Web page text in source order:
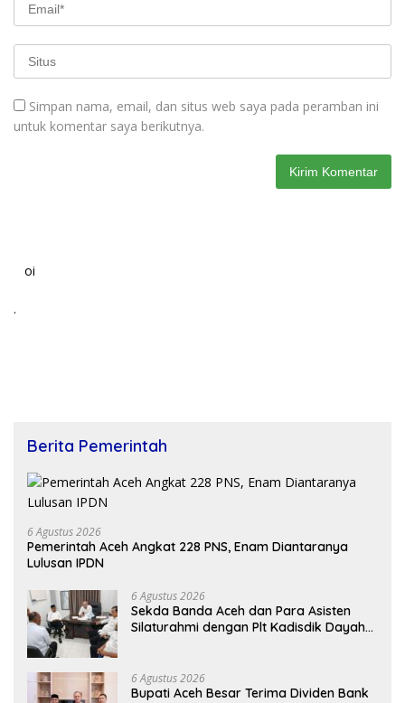
Simpan nama, email, dan situs web saya pada peramban ini
untuk komentar saya berikutnya.
oi
.
Berita Pemerintah
6 Agustus 2026
Pemerintah Aceh Angkat 228 PNS, Enam Diantaranya
Lulusan IPDN
6 Agustus 2026
Sekda Banda Aceh dan Para Asisten
Silaturahmi dengan Plt Kadisdik Dayah
6 Agustus 2026
Bupati Aceh Besar Terima Dividen Bank